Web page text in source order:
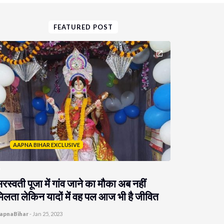
FEATURED POST
AAPNA BIHAR EXCLUSIVE
पूजा में गांव जाने का मौका अब नहीं
लेकिन यादों में वह पल आज भी है जीवित
- Jan 25, 2023